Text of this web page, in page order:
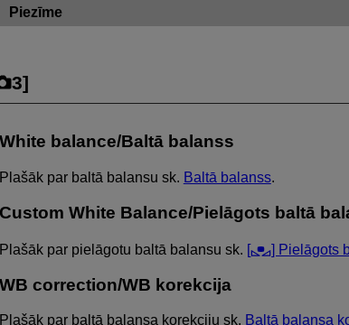
Piezīme
3]
White balance/Baltā balanss
Plašāk par baltā balansu sk. Baltā balanss.
Custom White Balance/Pielāgots baltā
Plašāk par pielāgotu baltā balansu sk. [ ] Pielāgots
WB correction/WB korekcija
Plašāk par baltā balansa korekciju sk. Baltā balansa